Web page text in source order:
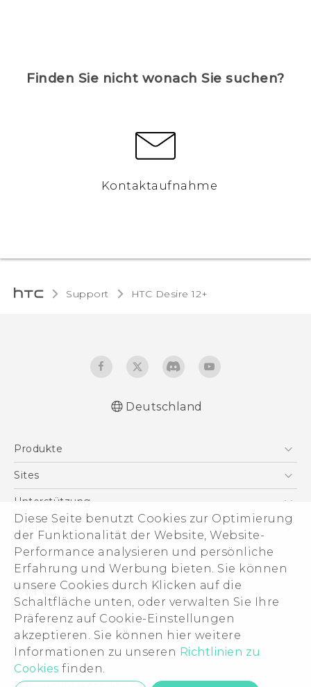
Diese Seite benutzt Cookies zur Optimierung
der Funktionalität der Website, Website-
Performance analysieren und persönliche
Erfahrung und Werbung bieten. Sie können
unsere Cookies durch Klicken auf die
Schaltfläche unten, oder verwalten Sie Ihre
Präferenz auf Cookie-Einstellungen
akzeptieren. Sie können hier weitere
Informationen zu unseren Richtlinien zu
Cookies finden.
Finden Sie nicht wonach Sie suchen?
Kontaktaufnahme
Support HTC Desire 12+‎
behördliche Bestimmungen
English - Quick start guide
English - User manual
English - Safety and regulatory guide
Deutschland
Produkte
Smartphones
VIVE
Zubehör
Sites
HTC Dev
HTC Vive
Unterstützung
Unterstützung
eCommerce Support
Über HTC
ESG
Impressum
Investor
Cookie Preferences
Offene Stellen
Security and Privacy Whitepaper
© 2011-2026 HTC Corporation
Legal Terms